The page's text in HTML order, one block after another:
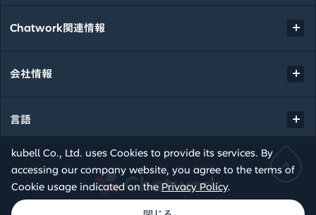
kubell Co., Ltd. uses Cookies to provide its services. By
accessing our company website, you agree to the terms of
Cookie usage indicated on the Privacy Policy.
Chatwork関連情報
会社情報
言語